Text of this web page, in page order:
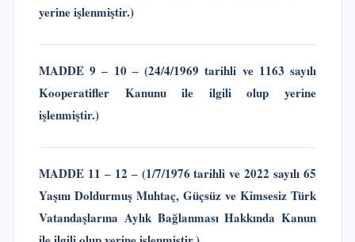
yerine işlenmiştir.)
MADDE 9 ‒ 10 ‒ (24/4/1969 tarihli ve 1163 sayılı
Kooperatifler Kanunu
ile ilgili olup yerine
işlenmiştir.)
MADDE 11 ‒ 12 ‒ (1/7/1976 tarihli ve 2022 sayılı 65
Yaşını Doldurmuş Muhtaç, Güçsüz ve Kimsesiz Türk
Vatandaşlarına Aylık Bağlanması Hakkında Kanun